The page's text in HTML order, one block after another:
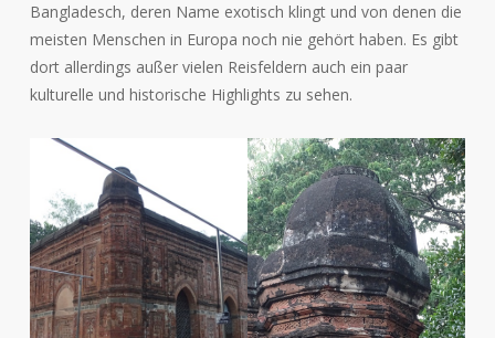
Bangladesch, deren Name exotisch klingt und von denen die
meisten Menschen in Europa noch nie gehört haben. Es gibt
dort allerdings außer vielen Reisfeldern auch ein paar
kulturelle und historische Highlights zu sehen.